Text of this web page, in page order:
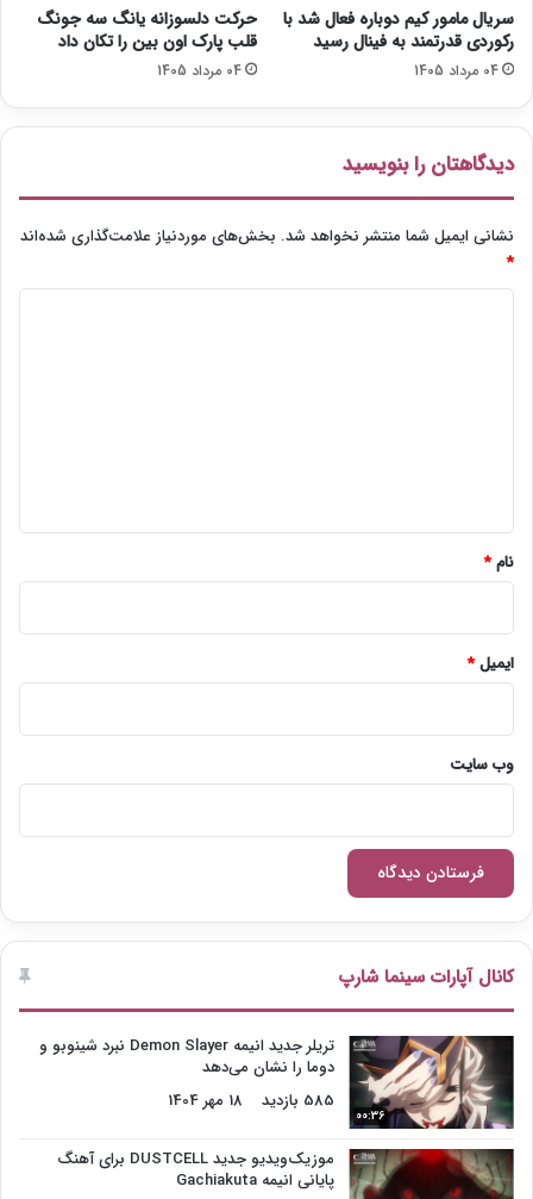
د
a
g
e
K
i
m
سریال مامور کیم دوباره فعال شد با
رکوردی قدرتمند به فینال رسید
04 مرداد 1405
حرکت دلسوزانه یانگ سه جونگ
قلب پارک اون بین را تکان داد
04 مرداد 1405
دیدگاهتان را بنویسید
نشانی ایمیل شما منتشر نخواهد شد. بخش‌های موردنیاز علامت‌گذاری شده‌اند
*
نام*
ایمیل*
وب‌ سایت
کانال آپارات سینما شارپ
00:36
تریلر جدید انیمه Demon Slayer نبرد شینوبو و
دوما را نشان می‌دهد
585 بازدید
18 مهر 1404
موزیک‌ویدیو جدید DUSTCELL برای آهنگ
پایانی انیمه Gachiakuta